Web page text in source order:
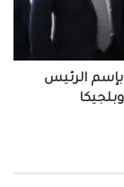
بإسم الرئيس